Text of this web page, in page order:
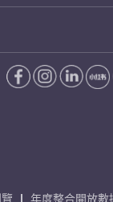
年度整合開放數